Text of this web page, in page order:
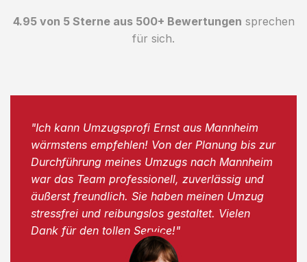
4.95 von 5 Sterne aus 500+ Bewertungen sprechen
für sich.
"Ich kann Umzugsprofi Ernst aus Mannheim
wärmstens empfehlen! Von der Planung bis zur
Durchführung meines Umzugs nach Mannheim
war das Team professionell, zuverlässig und
äußerst freundlich. Sie haben meinen Umzug
stressfrei und reibungslos gestaltet. Vielen
Dank für den tollen Service!"